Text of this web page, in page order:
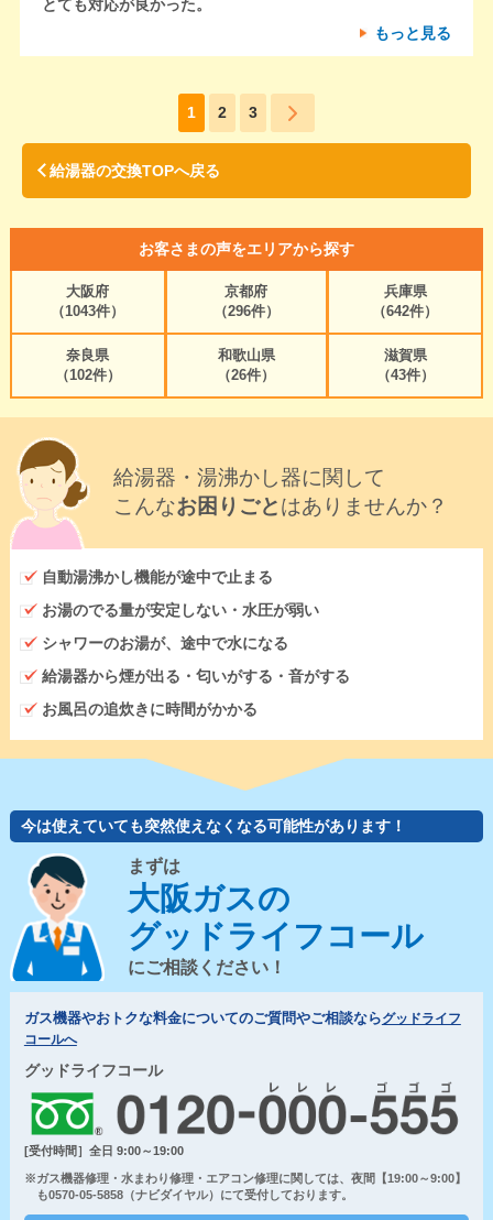
とても対応が良かった。
もっと見る
1 2 3
給湯器の交換TOPへ戻る
お客さまの声をエリアから探す
大阪府
（1043件）
京都府
（296件）
兵庫県
（642件）
奈良県
（102件）
和歌山県
（26件）
滋賀県
（43件）
給湯器・湯沸かし器に関して
こんなお困りごとはありませんか？
自動湯沸かし機能が途中で止まる
お湯のでる量が安定しない・水圧が弱い
シャワーのお湯が、途中で水になる
給湯器から煙が出る・匂いがする・音がする
お風呂の追炊きに時間がかかる
今は使えていても突然使えなくなる可能性があります！
まずは
大阪ガスの
グッドライフコール
にご相談ください！
ガス機器やおトクな料金についてのご質問やご相談ならグッドライフ
コールへ
グッドライフコール
[受付時間］全日 9:00～19:00
※ガス機器修理・水まわり修理・エアコン修理に関しては、夜間【19:00～9:00】
も0570-05-5858（ナビダイヤル）にて受付しております。